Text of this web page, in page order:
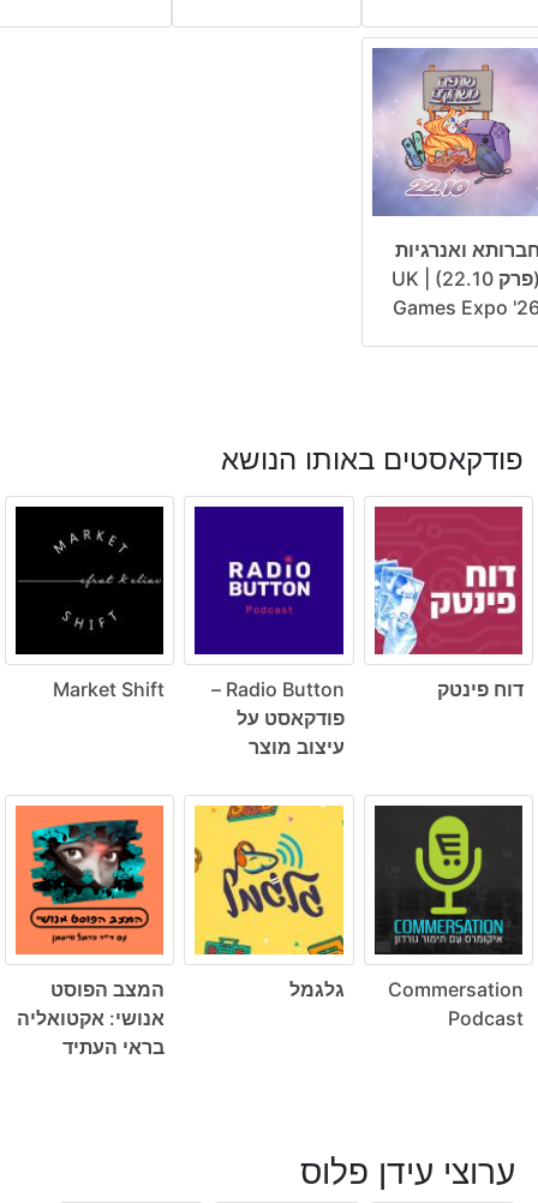
ואנרגיות
(פרק 22.10) | UK
Games Expo
פודקאסטים באותו הנושא
דוח פינטק
Radio Button –
פודקאסט על
עיצוב מוצר
Market Shift
Commersation
Podcast
גלגמל
המצב הפוסט
אנושי: אקטואליה
בראי העתיד
ערוצי עידן פלוס